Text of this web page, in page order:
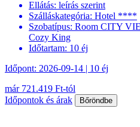
Ellátás: leírás szerint
Szálláskategória: Hotel ****
Szobatípus: Room CITY
Cozy King
Időtartam: 10 éj
Időpont: 2026-09-14 | 10 éj
már 721.419 Ft-tól
Időpontok és árak
Bőröndbe